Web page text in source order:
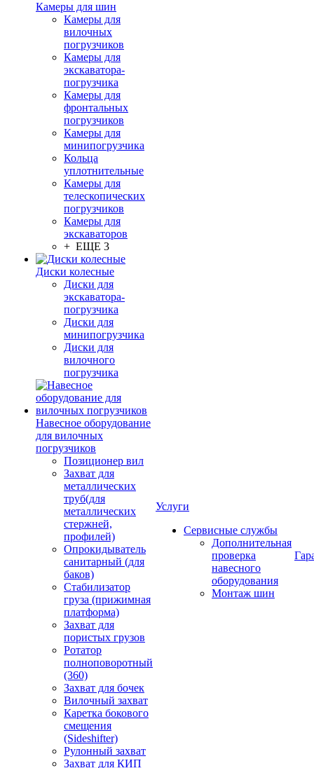
Камеры для шин
Камеры для
вилочных
погрузчиков
Камеры для
экскаватора-
погрузчика
Камеры для
фронтальных
погрузчиков
Камеры для
минипогрузчика
Кольца
уплотнительные
Камеры для
телескопических
погрузчиков
Камеры для
экскаваторов
+ ЕЩЕ 3
Диски колесные
Диски для
экскаватора-
погрузчика
Диски для
минипогрузчика
Диски для
вилочного
погрузчика
Навесное оборудование
для вилочных
погрузчиков
Позиционер вил
Захват для
металлических
труб(для
металлических
стержней,
профилей)
Опрокидыватель
санитарный (для
баков)
Стабилизатор
груза (прижимная
платформа)
Захват для
пористых грузов
Ротатор
полноповоротный
(360)
Захват для бочек
Вилочный захват
Каретка бокового
смещения
(Sideshifter)
Рулонный захват
Захват для КИП
Услуги
Сервисные службы
Дополнительная
проверка
навесного
оборудования
Монтаж шин